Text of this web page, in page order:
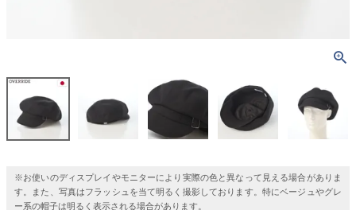
※お使いのディスプレイやモニターにより実際の色と異なって見える場合がありま
す。また、写真はフラッシュを当て明るく撮影しております。特にベージュやグレ
ー系の帽子は明るく表示される場合があります。